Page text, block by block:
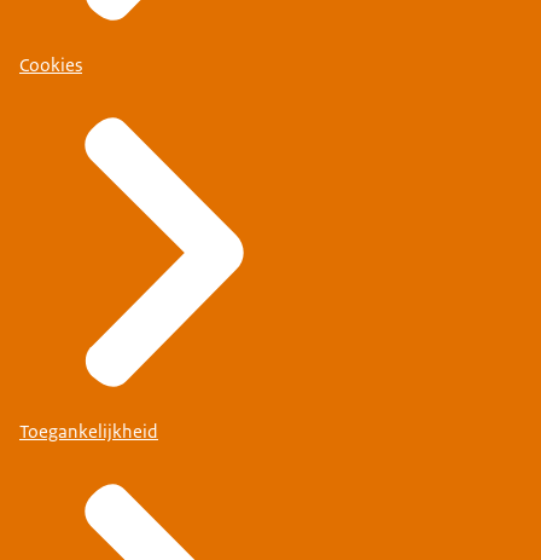
Cookies
Toegankelijkheid